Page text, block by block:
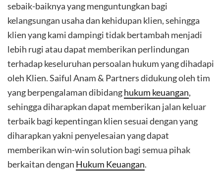
sebaik-baiknya yang menguntungkan bagi
kelangsungan usaha dan kehidupan klien, sehingga
klien yang kami dampingi tidak bertambah menjadi
lebih rugi atau dapat memberikan perlindungan
terhadap keseluruhan persoalan hukum yang dihadapi
oleh Klien. Saiful Anam & Partners didukung oleh tim
yang berpengalaman dibidanghukum keuangan,
sehingga diharapkan dapat memberikan jalan keluar
terbaik bagi kepentingan klien sesuai dengan yang
diharapkan yakni penyelesaian yang dapat
memberikan win-win solution bagi semua pihak
berkaitan dengan Hukum Keuangan.